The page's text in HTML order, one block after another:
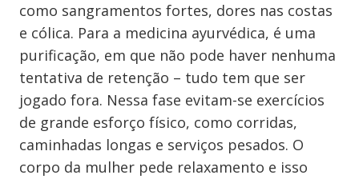
como sangramentos fortes, dores nas costas
e cólica. Para a medicina ayurvédica, é uma
purificação, em que não pode haver nenhuma
tentativa de retenção – tudo tem que ser
jogado fora. Nessa fase evitam-se exercícios
de grande esforço físico, como corridas,
caminhadas longas e serviços pesados. O
corpo da mulher pede relaxamento e isso